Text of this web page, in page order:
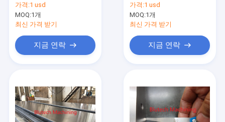
가격:1 usd
MOQ:1개
최신 가격 받기
지금 연락
가격:1 usd
MOQ:1개
최신 가격 받기
지금 연락